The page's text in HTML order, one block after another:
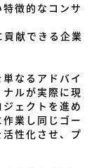
徴的なコンサ
献できる企業
なるアドバイ
ルが実際に現
ェクトを進め
業し同じゴー
性化させ、プ